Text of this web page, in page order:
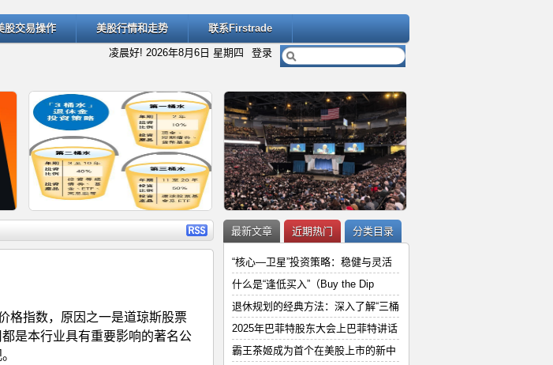
股交易操作 美股行情和走势 联系Firstrade
登录
凌晨好! 2026年8月6日 星期四
容 详细内容
退休规划的经典方法：深入了解“
详细内容
2025年巴菲特股东大会上巴菲特讲
格指数，原因之一是道琼斯股票
是本行业具有重要影响的著名公
最新文章 近期热门 分类目录
“核心—卫星”投资策略：稳健与灵活
什么是“逢低买入”（Buy the Dip
退休规划的经典方法：深入了解“三桶
2025年巴菲特股东大会上巴菲特讲话
和
霸王茶姬成为首个在美股上市的新中